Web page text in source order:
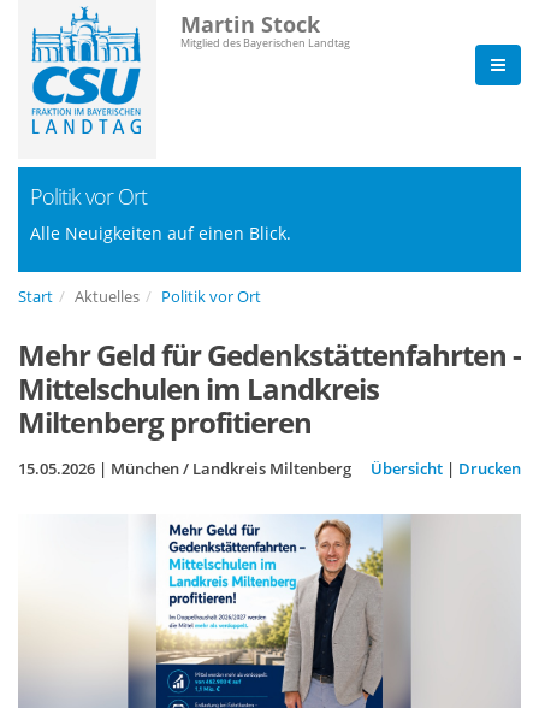
Martin Stock
Mitglied des Bayerischen Landtag
Politik vor Ort
Alle Neuigkeiten auf einen Blick.
Start Aktuelles Politik vor Ort
Mehr Geld für Gedenkstättenfahrten -
Mittelschulen im Landkreis
Miltenberg profitieren
15.05.2026 | München / Landkreis Miltenberg Übersicht | Drucken